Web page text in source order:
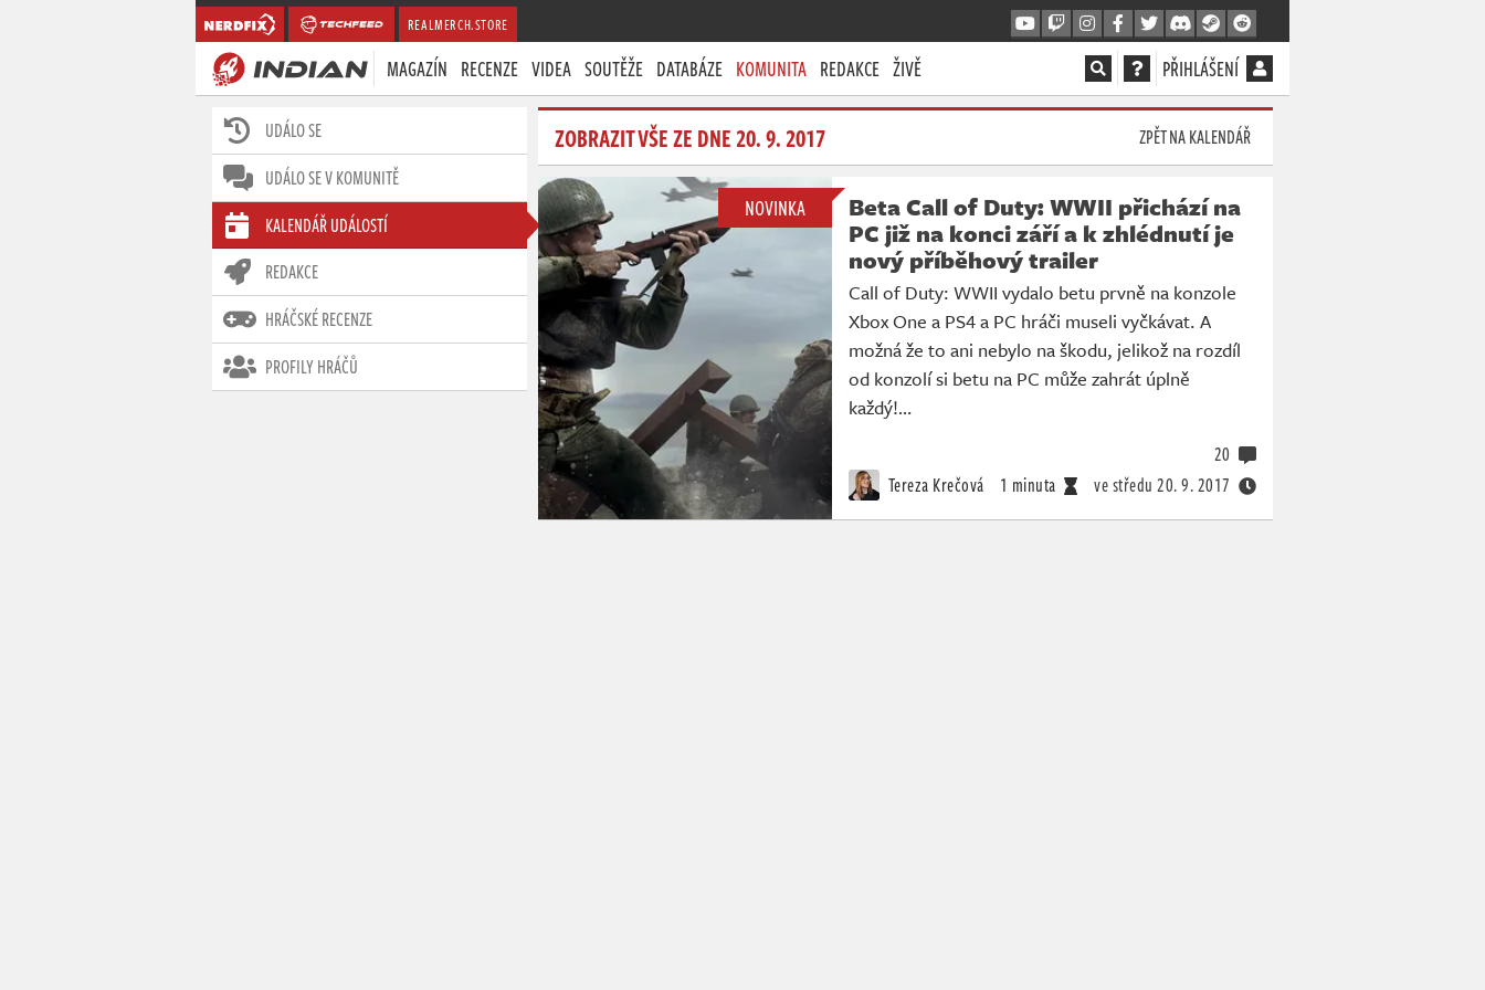
REALMERCH.STORE
MAGAZÍN RECENZE VIDEA SOUTĚŽE DATABÁZE KOMUNITA REDAKCE ŽIVĚ PŘIHLÁŠENÍ
UDÁLO SE
UDÁLO SE V KOMUNITĚ
KALENDÁŘ UDÁLOSTÍ
REDAKCE
HRÁČSKÉ RECENZE
PROFILY HRÁČŮ
ZOBRAZIT VŠE ZE DNE 20. 9. 2017 ZPĚT NA KALENDÁŘ
NOVINKA
Beta Call of Duty: WWII přichází na
PC již na konci září a k zhlédnutí je
nový příběhový trailer
Call of Duty: WWII vydalo betu prvně na konzole
Xbox One a PS4 a PC hráči museli vyčkávat. A
možná že to ani nebylo na škodu, jelikož na rozdíl
od konzolí si betu na PC může zahrát úplně
každý!…
Tereza Krečová 1 minuta ve středu 20. 9. 2017
20